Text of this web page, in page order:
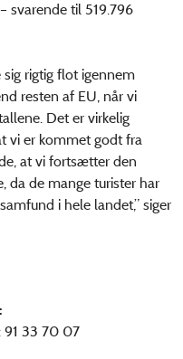
svarende til 519.796
sig rigtig flot igennem
resten af EU, når vi
Det er virkelig
vi er kommet godt fra
at vi fortsætter den
da de mange turister har
i hele landet,” siger
91 33 70 07